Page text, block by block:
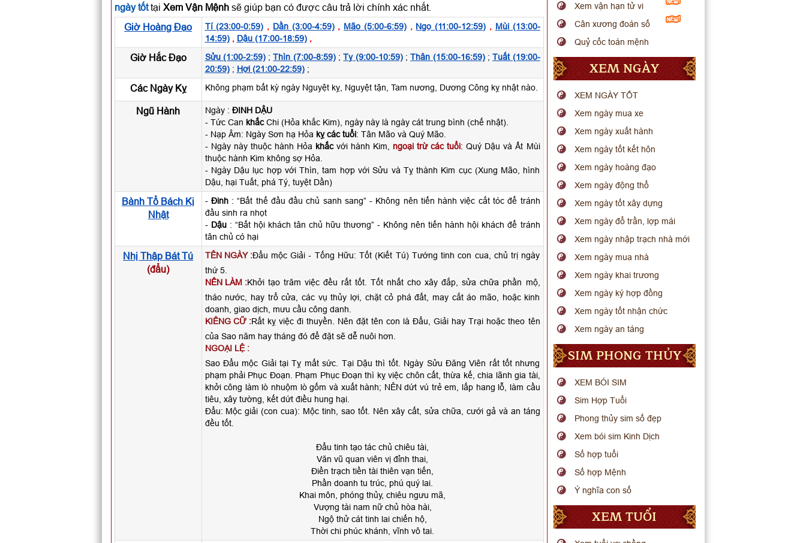
ngày tốttại Xem Vận Mệnhsẽ giúp bạn có được câu trả lời chính xác nhất.
Giờ Hoàng Đạo
Tí (23:00-0:59) , Dần (3:00-4:59), Mão (5:00-6:59), Ngọ (11:00-12:59) , Mùi (13:00-
14:59), Dậu (17:00-18:59),
Giờ Hắc Đạo Sửu (1:00-2:59);Thìn (7:00-8:59);Tỵ (9:00-10:59);Thân (15:00-16:59);Tuất (19:00-
20:59); Hợi (21:00-22:59);
Các Ngày Kỵ Không phạm bất kỳ ngày Nguyệt kỵ, Nguyệt tận, Tam nương, Dương Công kỵ nhật nào.
Ngũ Hành Ngày : ĐINH DẬU
- Tức Can khắcChi (Hỏa khắc Kim), ngày này là ngày cát trung bình (chế nhật).
- Nạp Âm: Ngày Sơn hạ Hỏa kỵ các tuổi: Tân Mão và Quý Mão.
- Ngày này thuộc hành Hỏa khắcvới hành Kim, ngoại trừ các tuổi: Quý Dậu và Ất Mùi
thuộc hành Kim không sợ Hỏa.
- Ngày Dậu lục hợp với Thìn, tam hợp với Sửu và Tỵ thành Kim cục (Xung Mão, hình
Dậu, hại Tuất, phá Tý, tuyệt Dần)
Bành Tổ Bách Kị
Nhật
- Đinh: “Bất thế đầu đầu chủ sanh sang” - Không nên tiến hành việc cắt tóc để tránh
đầu sinh ra nhọt
- Dậu: “Bất hội khách tân chủ hữu thương” - Không nên tiến hành hội khách để tránh
tân chủ có hại
Nhị Thập Bát Tú
(đẩu)
TÊN NGÀY :Đẩu mộc Giải - Tống Hữu: Tốt (Kiết Tú) Tướng tinh con cua, chủ trị ngày
thứ 5.
NÊN LÀM :Khởi tạo trăm việc đều rất tốt. Tốt nhất cho xây đắp, sửa chữa phần mộ,
tháo nước, hay trổ cửa, các vụ thủy lợi, chặt cỏ phá đất, may cắt áo mão, hoặc kinh
doanh, giao dịch, mưu cầu công danh.
KIÊNG CỮ :Rất kỵ việc đi thuyền. Nên đặt tên con là Đẩu, Giải hay Trại hoặc theo tên
của Sao năm hay tháng đó để đặt sẽ dễ nuôi hơn.
NGOẠI LỆ :
Sao Đẩu mộc Giải tại Tỵ mất sức. Tại Dậu thì tốt. Ngày Sửu Đăng Viên rất tốt nhưng
phạm phải Phục Đoạn. Phạm Phục Đoạn thì kỵ việc chôn cất, thừa kế, chia lãnh gia tài,
khởi công làm lò nhuộm lò gốm và xuất hành; NÊN dứt vú trẻ em, lấp hang lỗ, làm cầu
tiêu, xây tường, kết dứt điều hung hại.
Đẩu: Mộc giải (con cua): Mộc tinh, sao tốt. Nên xây cất, sửa chữa, cưới gả và an táng
đều tốt.
Đẩu tinh tạo tác chủ chiêu tài,
Văn vũ quan viên vị đỉnh thai,
Điền trạch tiền tài thiên vạn tiến,
Phần doanh tu trúc, phú quý lai.
Khai môn, phóng thủy, chiêu ngưu mã,
Vượng tài nam nữ chủ hòa hài,
Ngộ thử cát tinh lai chiến hộ,
Thời chi phúc khánh, vĩnh vô tai.
Xem vận hạn tử vi
Cân xương đoán số
Quỷ cốc toán mệnh
XEM NGÀY
XEM NGÀY TỐT
Xem ngày mua xe
Xem ngày xuất hành
Xem ngày tốt kết hôn
Xem ngày hoàng đạo
Xem ngày động thổ
Xem ngày tốt xây dựng
Xem ngày đổ trần, lợp mái
Xem ngày nhập trạch nhà mới
Xem ngày mua nhà
Xem ngày khai trương
Xem ngày ký hợp đồng
Xem ngày tốt nhận chức
Xem ngày an táng
SIM PHONG THỦY
XEM BÓI SIM
Sim Hợp Tuổi
Phong thủy sim số đẹp
Xem bói sim Kinh Dịch
Số hợp tuổi
Số hợp Mệnh
Ý nghĩa con số
XEM TUỔI